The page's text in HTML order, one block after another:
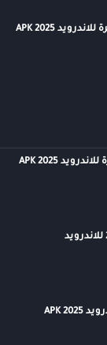
تنزيل لعبه Hungry Shark Evolution مهكرة للاندرويد APK 2025